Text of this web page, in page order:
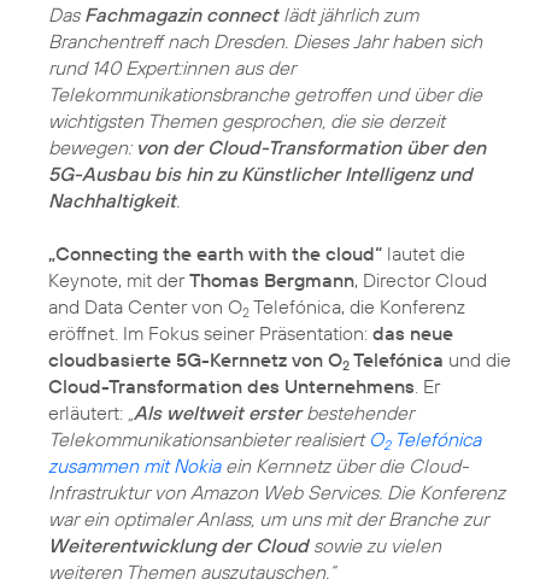
Das Fachmagazin connectlädt jährlich zum
Branchentreff nach Dresden. Dieses Jahr haben sich
rund 140 Expert:innen aus der
Telekommunikationsbranche getroffen und über die
wichtigsten Themen gesprochen, die sie derzeit
bewegen: von der Cloud-Transformation über den
5G-Ausbau bis hin zu Künstlicher Intelligenz und
Nachhaltigkeit.
„Connecting the earth with the cloud“ lautet die
Keynote, mit derThomas Bergmann, Director Cloud
and Data Center von O2 Telefónica, die Konferenz
eröffnet. Im Fokus seiner Präsentation: das neue
cloudbasierte 5G-Kernnetz von O2 Telefónica und die
Cloud-Transformation des Unternehmens . Er
erläutert: Als weltweit ersterbestehender
Telekommunikationsanbieter realisiert O2Telefónica
zusammen mit Nokiaein Kernnetz über die Cloud-
Infrastruktur von Amazon Web Services. Die Konferenz
war ein optimaler Anlass, um uns mit der Branche zur
Weiterentwicklung der Cloudsowie zu vielen
weiteren Themen auszutauschen.“